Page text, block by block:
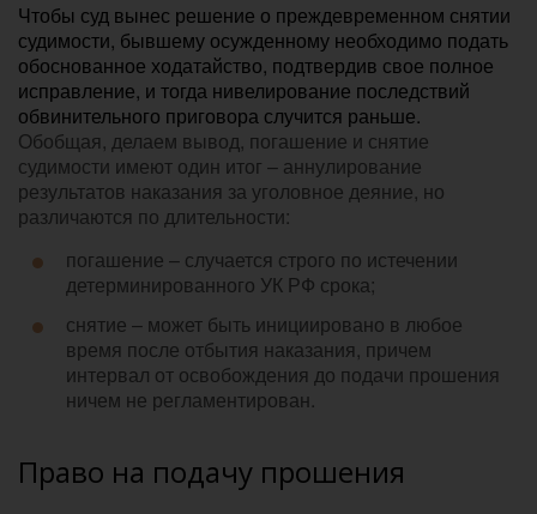
Чтобы суд вынес решение о преждевременном снятии
судимости, бывшему осужденному необходимо подать
обоснованное ходатайство, подтвердив свое полное
исправление, и тогда нивелирование последствий
обвинительного приговора случится раньше.
Обобщая, делаем вывод, погашение и снятие
судимости имеют один итог – аннулирование
результатов наказания за уголовное деяние, но
различаются по длительности:
погашение – случается строго по истечении
детерминированного УК РФ срока;
снятие – может быть инициировано в любое
время после отбытия наказания, причем
интервал от освобождения до подачи прошения
ничем не регламентирован.
Право на подачу прошения